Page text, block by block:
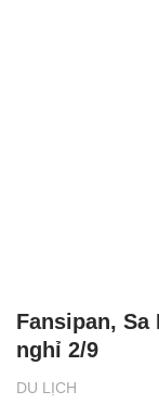
DU LỊCH
Fansipan,
nghỉ 2/9